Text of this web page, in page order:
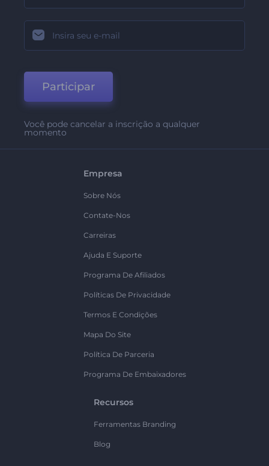
Participar
Você pode cancelar a inscrição a qualquer
momento
Empresa
Sobre Nós
Contate-Nos
Carreiras
Ajuda E Suporte
Programa De Afiliados
Políticas De Privacidade
Termos E Condições
Mapa Do Site
Política De Parceria
Programa De Embaixadores
Recursos
Ferramentas Branding
Blog